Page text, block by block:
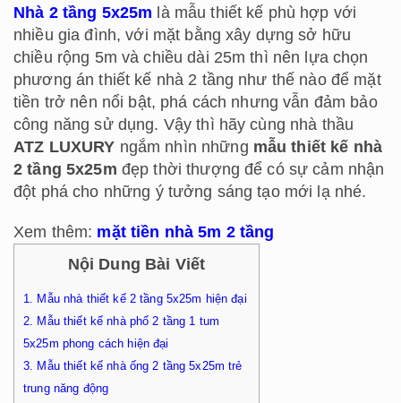
Nhà 2 tầng 5x25m là mẫu thiết kế phù hợp với
nhiều gia đình, với mặt bằng xây dựng sở hữu
chiều rộng 5m và chiều dài 25m thì nên lựa chọn
phương án thiết kế nhà 2 tầng như thế nào để mặt
tiền trở nên nổi bật, phá cách nhưng vẫn đảm bảo
công năng sử dụng. Vậy thì hãy cùng nhà thầu
ATZ LUXURY ngắm nhìn những mẫu thiết kế nhà
2 tầng 5x25m đẹp thời thượng để có sự cảm nhận
đột phá cho những ý tưởng sáng tạo mới lạ nhé.
Xem thêm: mặt tiền nhà 5m 2 tầng
Nội Dung Bài Viết
1. Mẫu nhà thiết kế 2 tầng 5x25m hiện đại
2. Mẫu thiết kế nhà phố 2 tầng 1 tum
5x25m phong cách hiện đại
3. Mẫu thiết kế nhà ống 2 tầng 5x25m trẻ
trung năng động